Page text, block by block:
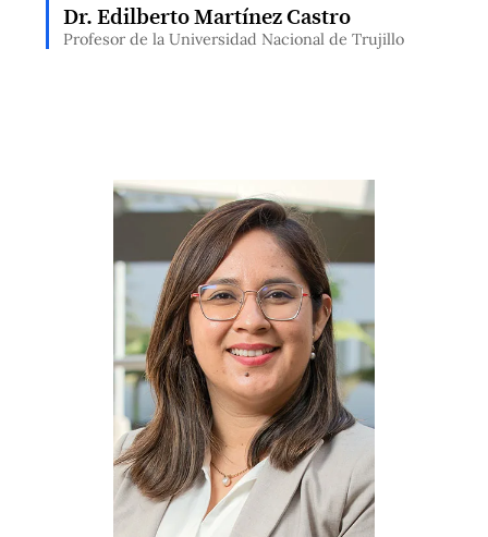
Dr. Edilberto Martínez Castro
Profesor de la Universidad Nacional de Trujillo